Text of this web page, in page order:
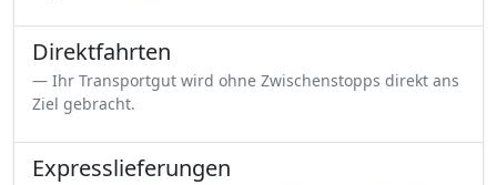
Direktfahrten
Ihr Transportgut wird ohne Zwischenstopps direkt ans
Ziel gebracht.
Expresslieferungen